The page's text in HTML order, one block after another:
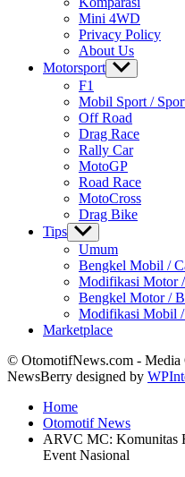
Mini 4WD
Privacy Policy
About Us
Motorsport Show
sub
menu
F1
Mobil Sport /
Off Road
Drag Race
Rally Car
MotoGP
Road Race
MotoCross
Drag Bike
Tips Show
sub
menu
Umum
Bengkel Mobil /
Modifikasi Motor
Bengkel Motor /
Modifikasi Mobil
Marketplace
© OtomotifNews.com - Media
NewsBerry designed by
Home
Otomotif News
ARVC MC: Komunitas
Event Nasional